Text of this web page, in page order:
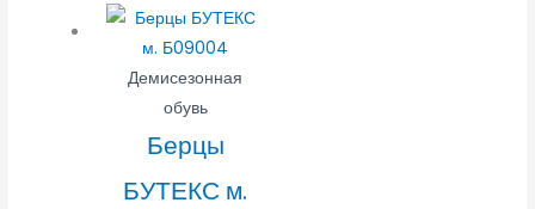
Демисезонная
обувь
Берцы
БУТЕКС м.